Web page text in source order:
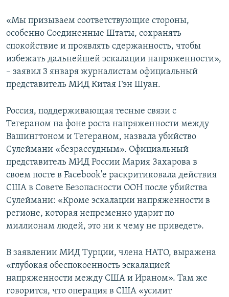
«Мы призываем соответствующие стороны,
особенно Соединенные Штаты, сохранять
спокойствие и проявлять сдержанность, чтобы
избежать дальнейшей эскалации напряженности»,
– заявил 3 января журналистам официальный
представитель МИД Китая Гэн Шуан.
Россия, поддерживающая тесные связи с
Тегераном на фоне роста напряженности между
Вашингтоном и Тегераном, назвала убийство
Сулеймани «безрассудным». Официальный
представитель МИД России Мария Захарова в
своем посте в Facebook'е раскритиковала действия
США в Совете Безопасности ООН после убийства
Сулеймани: «Кроме эскалации напряженности в
регионе, которая непременно ударит по
миллионам людей, это ни к чему не приведет».
В заявлении МИД Турции, члена НАТО, выражена
«глубокая обеспокоенность эскалацией
напряженности между США и Ираном». Там же
говорится, что операция в США «усилит